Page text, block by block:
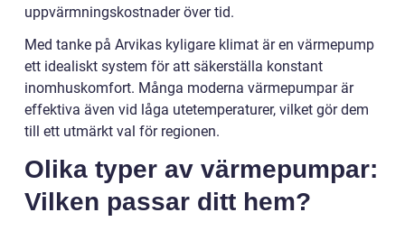
uppvärmningskostnader över tid.
Med tanke på Arvikas kyligare klimat är en värmepump
ett idealiskt system för att säkerställa konstant
inomhuskomfort. Många moderna värmepumpar är
effektiva även vid låga utetemperaturer, vilket gör dem
till ett utmärkt val för regionen.
Olika typer av värmepumpar:
Vilken passar ditt hem?